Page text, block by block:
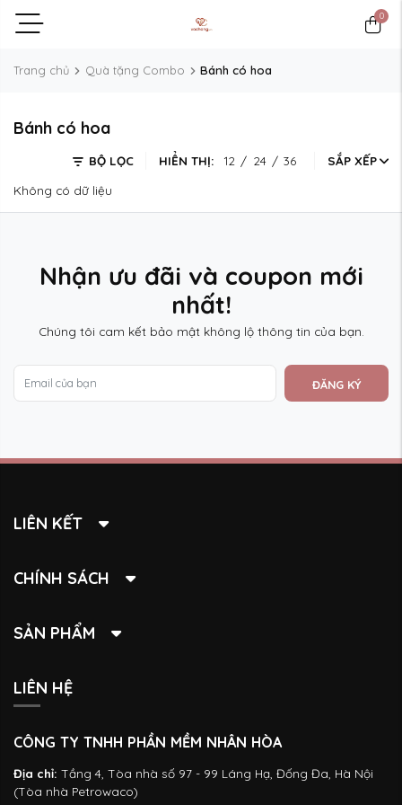
0
Trang chủ Quà tặng Combo Bánh có hoa
Bánh có hoa
BỘ LỌC HIỂN THỊ: 12 / 24 / 36
SẮP XẾP
Không có dữ liệu
Nhận ưu đãi và coupon mới
nhất!
Chúng tôi cam kết bảo mật không lộ thông tin của bạn.
ĐĂNG KÝ
LIÊN KẾT
CHÍNH SÁCH
SẢN PHẨM
LIÊN HỆ
CÔNG TY TNHH PHẦN MỀM NHÂN HÒA
Địa chỉ: Tầng 4, Tòa nhà số 97 - 99 Láng Hạ, Đống Đa, Hà Nội
(Tòa nhà Petrowaco)